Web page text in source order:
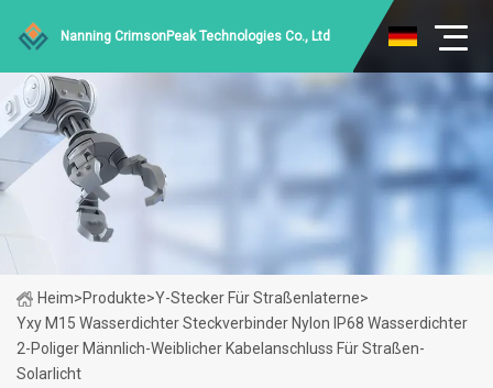
Nanning CrimsonPeak Technologies Co., Ltd
Heim>Produkte>Y-Stecker Für Straßenlaterne>
Yxy M15 Wasserdichter Steckverbinder Nylon IP68 Wasserdichter
2-Poliger Männlich-Weiblicher Kabelanschluss Für Straßen-
Solarlicht